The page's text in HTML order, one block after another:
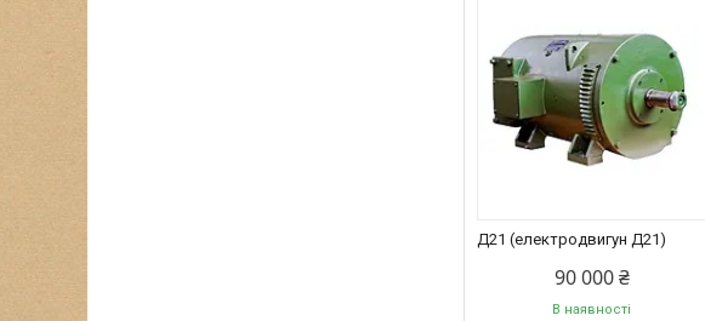
Д21 (електродвигун Д21)
90 000 ₴
В наявності